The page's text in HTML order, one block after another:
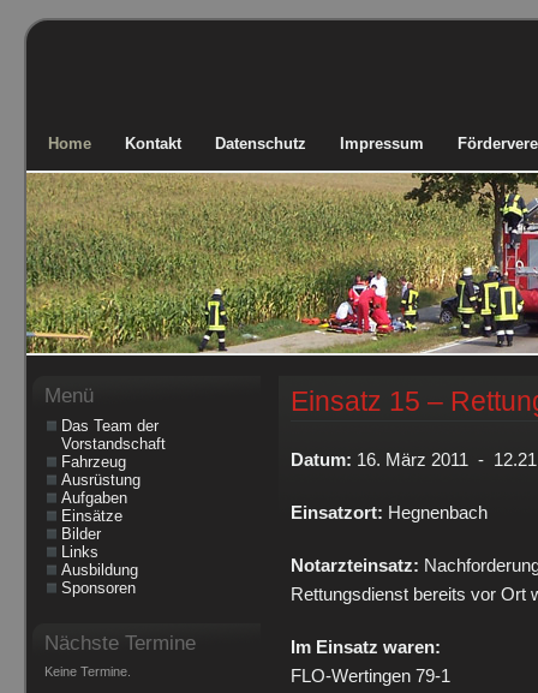
Home Kontakt Datenschutz Impressum
Einsatz 15 –
Datum: 16. März 2011 -
Einsatzort: Hegnenbach
Notarzteinsatz:
Rettungsdienst bereits vor Ort
Im Einsatz waren:
FLO-Wertingen 79-1
Menü
Das Team der
Vorstandschaft
Fahrzeug
Ausrüstung
Aufgaben
Einsätze
Bilder
Links
Ausbildung
Sponsoren
Nächste Termine
Keine Termine.